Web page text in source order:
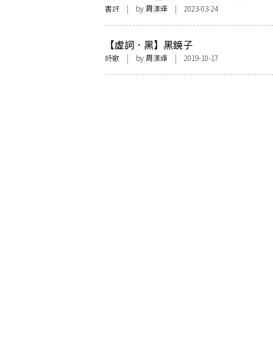
鳥足》
書評 | by 周漢輝 | 2023-03-24
【虛詞．黑】黑鏡子
詩歌 | by 周漢輝 | 2019-10-17